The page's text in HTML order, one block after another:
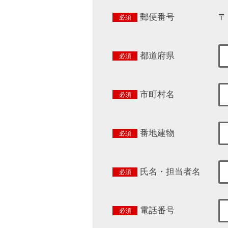
郵便番号 〒
都道府県
市町村名
番地建物
氏名・担当者名
電話番号